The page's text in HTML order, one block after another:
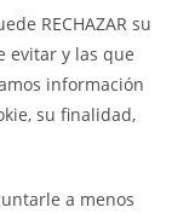
RECHAZAR su
evitar y las que
información
su finalidad,
a menos